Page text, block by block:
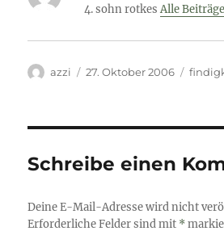
4. sohn rotkesAlle
Autor
azzi
Veröffentlicht
27. Oktober 2006
Schreibe einen
Deine E-Mail-Adresse wird nicht
Erforderliche Felder sind mit *